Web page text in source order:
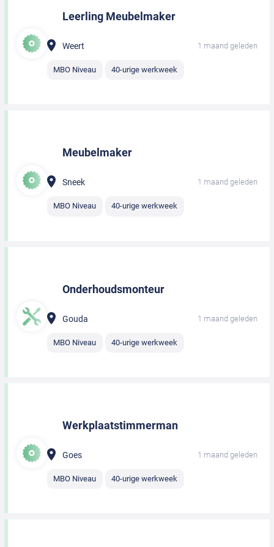
Leerling Meubelmaker
Weert 1 maand geleden
MBO Niveau 40-urige werkweek
Meubelmaker
Sneek 1 maand geleden
MBO Niveau 40-urige werkweek
Onderhoudsmonteur
Gouda 1 maand geleden
MBO Niveau 40-urige werkweek
Werkplaatstimmerman
Goes 1 maand geleden
MBO Niveau 40-urige werkweek